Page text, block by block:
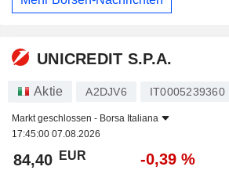
UNICREDIT S.P.A.
Aktie A2DJV6 IT0005239360
Markt geschlossen - Borsa Italiana
17:45:00 07.08.2026
84,40 EUR -0,39 %